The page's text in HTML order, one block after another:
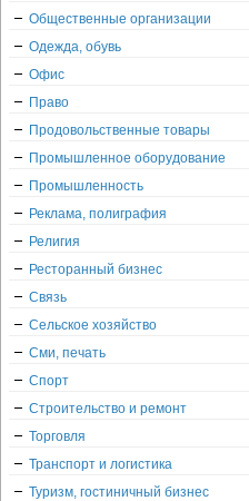
Общественные организации
Одежда, обувь
Офис
Право
Продовольственные товары
Промышленное оборудование
Промышленность
Реклама, полиграфия
Религия
Ресторанный бизнес
Связь
Сельское хозяйство
Сми, печать
Спорт
Строительство и ремонт
Торговля
Транспорт и логистика
Туризм, гостиничный бизнес